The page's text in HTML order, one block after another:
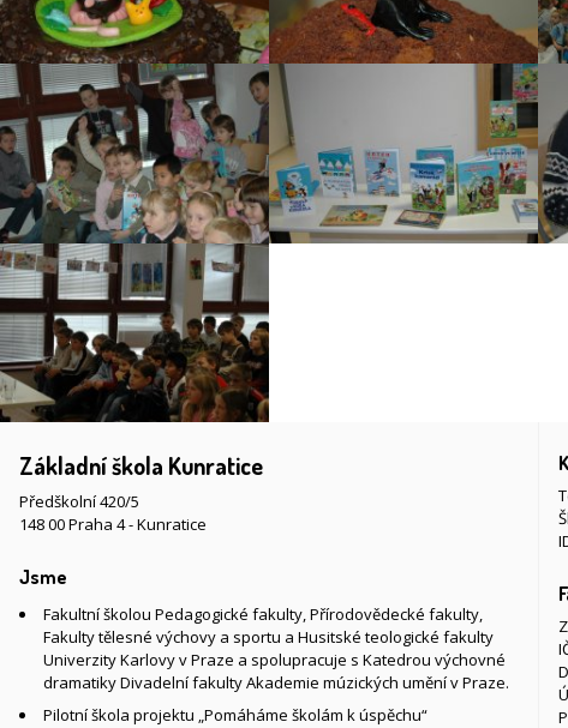
Základní škola Kunratice
Předškolní 420/5
148 00 Praha 4 - Kunratice
Jsme
Fakultní školou Pedagogické fakulty, Přírodovědecké fakulty,
Fakulty tělesné výchovy a sportu a Husitské teologické fakulty
Univerzity Karlovy v Praze a spolupracuje s Katedrou výchovné
dramatiky Divadelní fakulty Akademie múzických umění v Praze.
Pilotní škola projektu „Pomáháme školám k úspěchu“